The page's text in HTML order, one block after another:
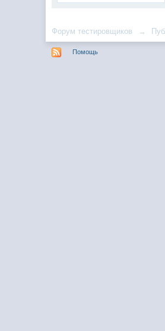
Форум тестировщиков →
Помощь